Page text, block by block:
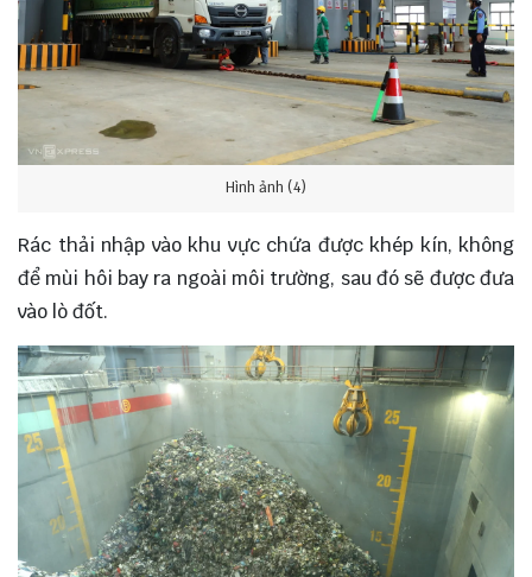
Hình ảnh (4)
Rác thải nhập vào khu vực chứa được khép kín, không
để mùi hôi bay ra ngoài môi trường, sau đó sẽ được đưa
vào lò đốt.